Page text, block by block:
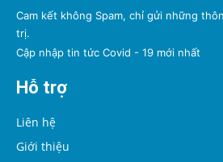
Cam kết không Spam, chỉ gửi những
trị.
Cập nhập tin tức Covid - 19 mới nhất
Hỗ trợ
Liên hệ
Giới thiệu